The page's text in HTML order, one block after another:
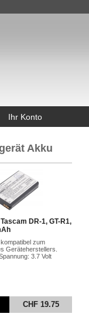
Ihr Konto
Akku
DR-1, GT-R1,
zum
Geräteherstellers.
3.7 Volt
CHF 19.75